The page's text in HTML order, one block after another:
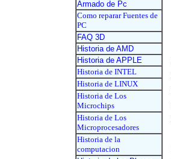
Armado de Pc
Como reparar Fuentes de
PC
FAQ 3D
Historia de AMD
Historia de APPLE
Historia de INTEL
Historia de LINUX
Historia de Los
Microchips
Historia de Los
Microprocesadores
Historia de la
computacion